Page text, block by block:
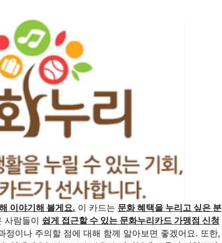
이야기해 볼게요. 이 카드는 문화 혜택을 누리고 싶은 분
사람들이 쉽게 접근할 수 있는 문화누리카드 가맹점 신청
정이나 주의할 점에 대해 함께 알아보면 좋겠어요. 또한,